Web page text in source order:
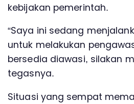
kebijakan pemerintah.
“Saya ini sedang
untuk melakukan
bersedia diawasi, silakan
tegasnya.
Situasi yang sempat